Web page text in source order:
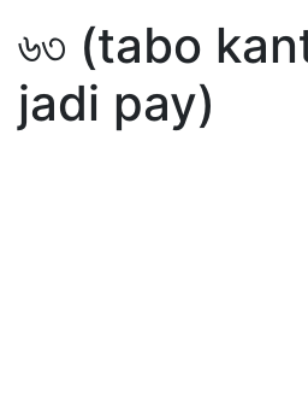
৬৩ (tabo
jadi pay)